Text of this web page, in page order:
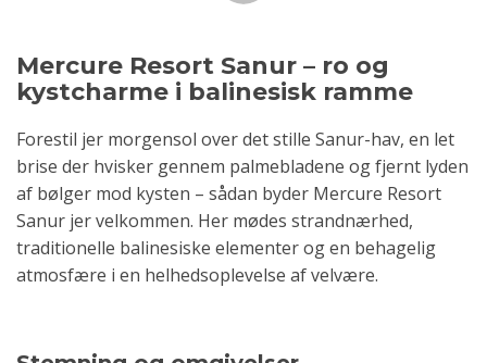
Mercure Resort Sanur – ro og
kystcharme i balinesisk ramme
Forestil jer morgensol over det stille Sanur-hav, en let
brise der hvisker gennem palmebladene og fjernt lyden
af bølger mod kysten – sådan byder Mercure Resort
Sanur jer velkommen. Her mødes strandnærhed,
traditionelle balinesiske elementer og en behagelig
atmosfære i en helhedsoplevelse af velvære.